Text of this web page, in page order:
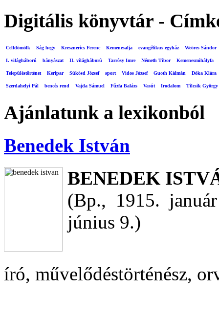
Digitális könyvtár -
Celldömölk Ság hegy Kresznerics Ferenc Kemenesalja evangélikus egyház Weöres Sándor
I. világháború bányászat II. világháború Tarrósy Imre Németh Tibor Kemenesmihályfa
Településtörténet Keripar Sükösd József sport Vidos József Guoth Kálmán Dóka Klára
Szerdahelyi Pál bencés rend Vajda Sámuel Fűzfa Balázs Vasút Irodalom Tilcsik György
Ajánlatunk a lexikonból
Benedek István
BENEDEK
(Bp., 1915.
június 9.)
író, művelődéstörténész,